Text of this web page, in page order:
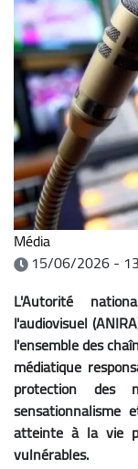
Média
15/06/2026 -
L'Autorité
l'audiovisuel
l'ensemble des
médiatique
protection
atteinte à la vie
vulnérables.